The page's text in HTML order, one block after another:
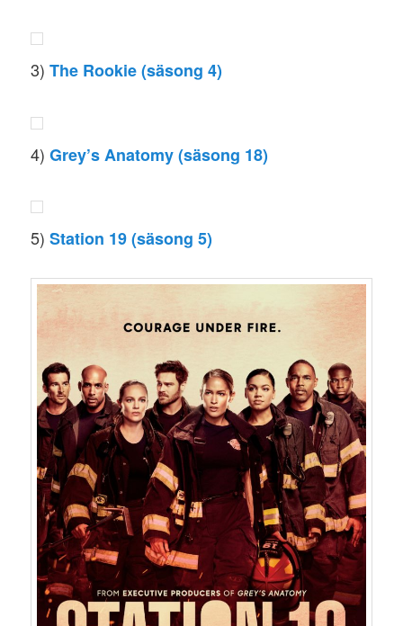
3)The Rookie (säsong 4)
4)Grey’s Anatomy (säsong 18)
5)Station 19 (säsong 5)